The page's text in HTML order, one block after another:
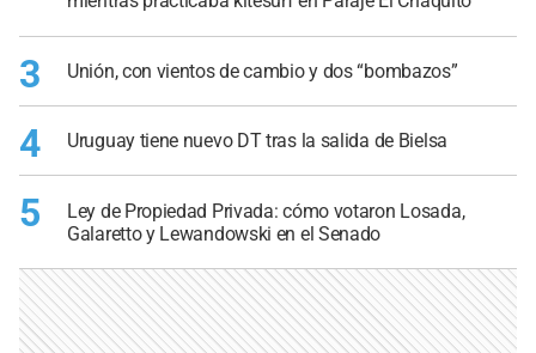
3 Unión, con vientos de cambio y dos “bombazos”
4 Uruguay tiene nuevo DT tras la salida de Bielsa
5
Ley de Propiedad Privada: cómo votaron Losada,
Galaretto y Lewandowski en el Senado